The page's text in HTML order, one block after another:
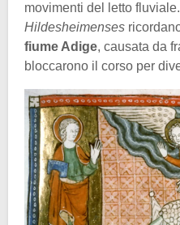
movimenti del letto
Hildesheimenses
fiume Adige, causata da
bloccarono il corso per